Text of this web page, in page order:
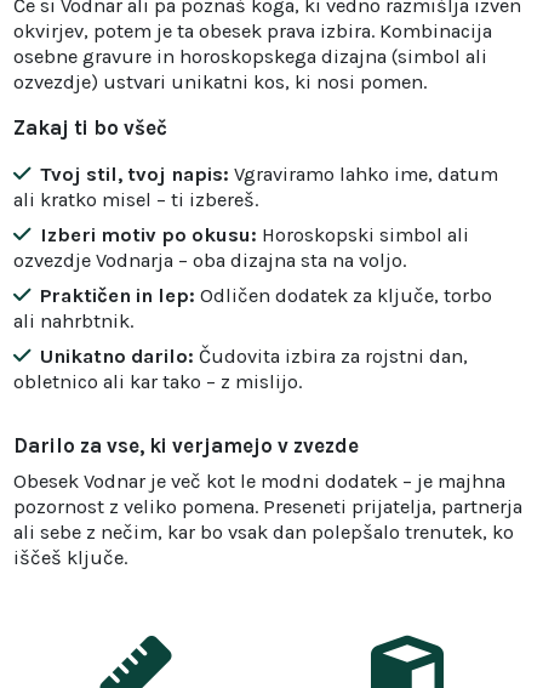
Če si Vodnar ali pa poznaš koga, ki vedno razmišlja izven
okvirjev, potem je ta obesek prava izbira. Kombinacija
osebne gravure in horoskopskega dizajna (simbol ali
ozvezdje) ustvari unikatni kos, ki nosi pomen.
Zakaj ti bo všeč
Tvoj stil, tvoj napis: Vgraviramo lahko ime, datum
ali kratko misel – ti izbereš.
Izberi motiv po okusu: Horoskopski simbol ali
ozvezdje Vodnarja – oba dizajna sta na voljo.
Praktičen in lep: Odličen dodatek za ključe, torbo
ali nahrbtnik.
Unikatno darilo: Čudovita izbira za rojstni dan,
obletnico ali kar tako – z mislijo.
Darilo za vse, ki verjamejo v zvezde
Obesek Vodnar je več kot le modni dodatek – je majhna
pozornost z veliko pomena. Preseneti prijatelja, partnerja
ali sebe z nečim, kar bo vsak dan polepšalo trenutek, ko
iščeš ključe.